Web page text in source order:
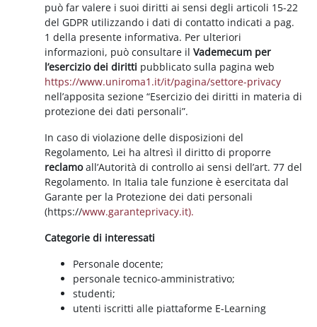
può far valere i suoi diritti ai sensi degli articoli 15-22
del GDPR utilizzando i dati di contatto indicati a pag.
1 della presente informativa. Per ulteriori
informazioni, può consultare ilVademecum per
l’esercizio dei diritti pubblicato sulla pagina web
https://www.uniroma1.it/it/pagina/settore-privacy
nell’apposita sezione “Esercizio dei diritti in materia di
protezione dei dati personali”.
In caso di violazione delle disposizioni del
Regolamento, Lei ha altresì il diritto di proporre
reclamoall’Autorità di controllo ai sensi dell’art. 77 del
Regolamento. In Italia tale funzione è esercitata dal
Garante per la Protezione dei dati personali
(https://www.garanteprivacy.it).
Categorie di interessati
Personale docente;
personale tecnico-amministrativo;
studenti;
utenti iscritti alle piattaforme E-Learning